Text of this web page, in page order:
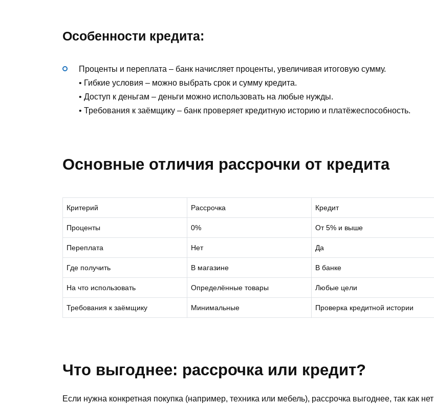
Особенности кредита:
Проценты и переплата – банк начисляет проценты, увеличивая итоговую сумму.
• Гибкие условия – можно выбрать срок и сумму кредита.
• Доступ к деньгам – деньги можно использовать на любые нужды.
• Требования к заёмщику – банк проверяет кредитную историю и платёжеспособность.
Основные отличия рассрочки от кредита
Критерий Рассрочка Кредит
Проценты 0% От 5% и выше
Переплата Нет Да
Где получить В магазине В банке
На что использовать Определённые товары Любые цели
Требования к заёмщику Минимальные Проверка кредитной истории
Что выгоднее: рассрочка или кредит?
Если нужна конкретная покупка (например, техника или мебель), рассрочка выгоднее, так как нет